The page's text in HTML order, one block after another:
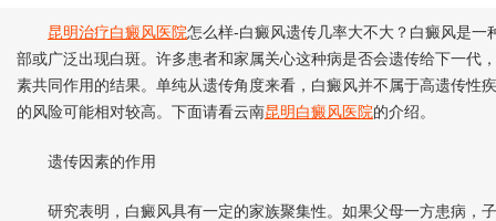
昆明治疗白癜风医院怎么样-白癜风遗传几率大不大？白癜风是
部或广泛出现白斑。许多患者和家属关心这种病是否会遗传给下一代
素共同作用的结果。单纯从遗传角度来看，白癜风并不属于高遗传性
的风险可能相对较高。下面请看云南昆明白癜风医院的介绍。
遗传因素的作用
研究表明，白癜风具有一定的家族聚集性。如果父母一方患病，